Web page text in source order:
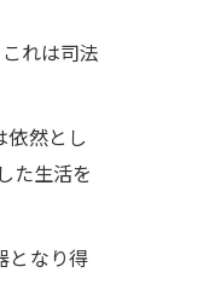
れは司法
依然とし
た生活を
となり得